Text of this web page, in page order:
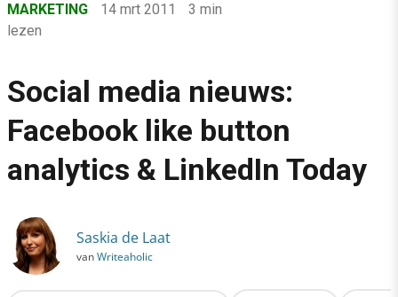
›
Marketing
›
Social media nieuws: Facebook like button analytics &
MARKETING 14 mrt 2011
3 min
lezen
Social media nieuws:
Facebook like button
analytics & LinkedIn Today
Saskia de Laat
vanWriteaholic